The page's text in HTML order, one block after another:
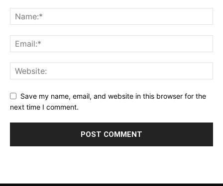
Save my name, email, and website in this browser for the
next time I comment.